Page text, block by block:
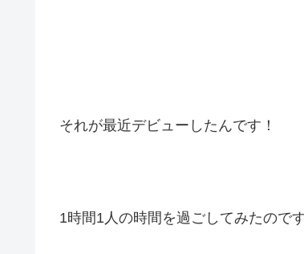
それが最近デビューしたんです！
1時間1人の時間を過ごしてみたので